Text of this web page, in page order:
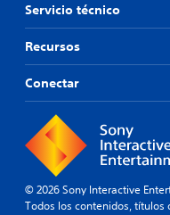
Servicio técnico
Recursos
Conectar
© 2026 Sony Interactive
Todos los contenidos,